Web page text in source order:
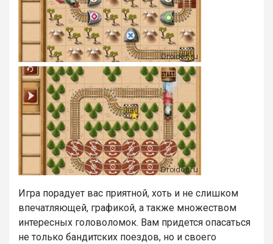
Игра порадует вас приятной, хоть и не слишком
впечатляющей, графикой, а также множеством
интересных головоломок. Вам придется опасаться
не только бандитских поездов, но и своего